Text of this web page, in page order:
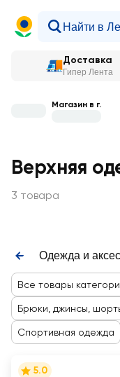
Доставка
Гипер Лента
Магазин в г.
Верхняя
3 товара
Одежда и
Все товары
Брюки, джинсы,
Спортивная одежда
5.0